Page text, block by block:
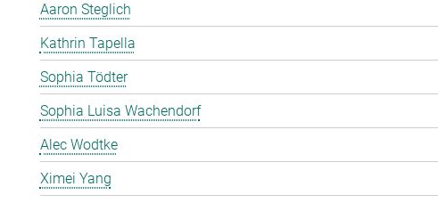
Aaron Steglich
Kathrin Tapella
Sophia Tödter
Sophia Luisa Wachendorf
Alec Wodtke
Ximei Yang